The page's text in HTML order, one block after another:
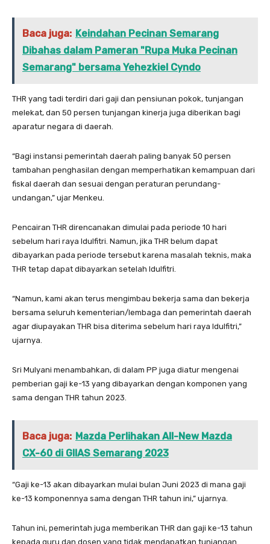
Baca juga: Keindahan Pecinan Semarang
Dibahas dalam Pameran "Rupa Muka Pecinan
Semarang" bersama Yehezkiel Cyndo
THR yang tadi terdiri dari gaji dan pensiunan pokok, tunjangan
melekat, dan 50 persen tunjangan kinerja juga diberikan bagi
aparatur negara di daerah.
“Bagi instansi pemerintah daerah paling banyak 50 persen
tambahan penghasilan dengan memperhatikan kemampuan dari
fiskal daerah dan sesuai dengan peraturan perundang-
undangan,” ujar Menkeu.
Pencairan THR direncanakan dimulai pada periode 10 hari
sebelum hari raya Idulfitri. Namun, jika THR belum dapat
dibayarkan pada periode tersebut karena masalah teknis, maka
THR tetap dapat dibayarkan setelah Idulfitri.
“Namun, kami akan terus mengimbau bekerja sama dan bekerja
bersama seluruh kementerian/lembaga dan pemerintah daerah
agar diupayakan THR bisa diterima sebelum hari raya Idulfitri,”
ujarnya.
Sri Mulyani menambahkan, di dalam PP juga diatur mengenai
pemberian gaji ke-13 yang dibayarkan dengan komponen yang
sama dengan THR tahun 2023.
Baca juga: Mazda Perlihakan All-New Mazda
CX-60 di GIIAS Semarang 2023
“Gaji ke-13 akan dibayarkan mulai bulan Juni 2023 di mana gaji
ke-13 komponennya sama dengan THR tahun ini,” ujarnya.
Tahun ini, pemerintah juga memberikan THR dan gaji ke-13 tahun
kepada guru dan dosen yang tidak mendapatkan tunjangan